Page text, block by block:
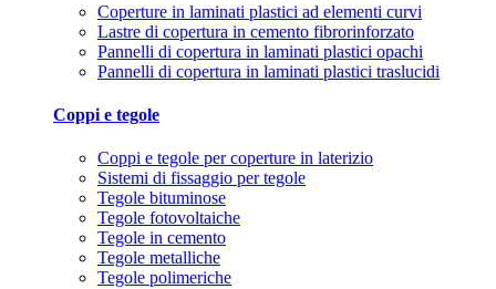
Coperture in laminati plastici ad elementi curvi
Lastre di copertura in cemento fibrorinforzato
Pannelli di copertura in laminati plastici opachi
Pannelli di copertura in laminati plastici traslucidi
Coppi e tegole
Coppi e tegole per coperture in laterizio
Sistemi di fissaggio per tegole
Tegole bituminose
Tegole fotovoltaiche
Tegole in cemento
Tegole metalliche
Tegole polimeriche